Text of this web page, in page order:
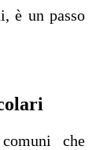
è un passo
che